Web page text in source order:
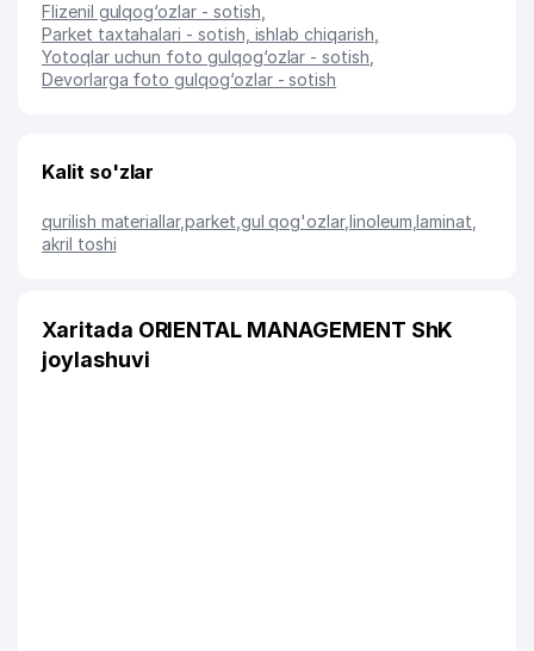
Flizenil gulqog‘ozlar - sotish
Parket taxtahalari - sotish, ishlab chiqarish
Yotoqlar uchun foto gulqog‘ozlar - sotish
Devorlarga foto gulqog‘ozlar - sotish
Kalit so'zlar
qurilish materiallar,parket gul qog'ozlar,linoleum ,laminat
akril toshi
Xaritada ORIENTAL MANAGEMENT ShK
joylashuvi